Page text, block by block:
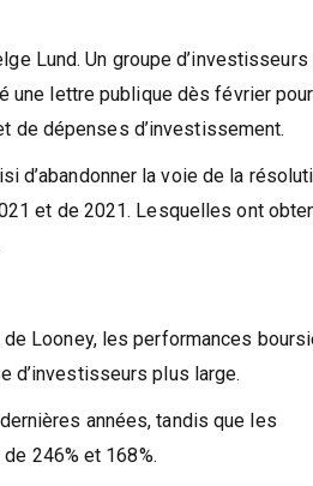
Lund. Un groupe d’investisseurs
une lettre publique dès février pour
de dépenses d’investissement.
d’abandonner la voie de la
et de 2021. Lesquelles ont
Looney, les performances
d’investisseurs plus large.
années, tandis que les
246% et 168%.